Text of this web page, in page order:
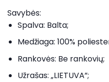
Savybės:
Spalva: Balta;
Medžiaga: 100%
Rankovės: Be rankovių;
Užrašas: „LIETUVA”;